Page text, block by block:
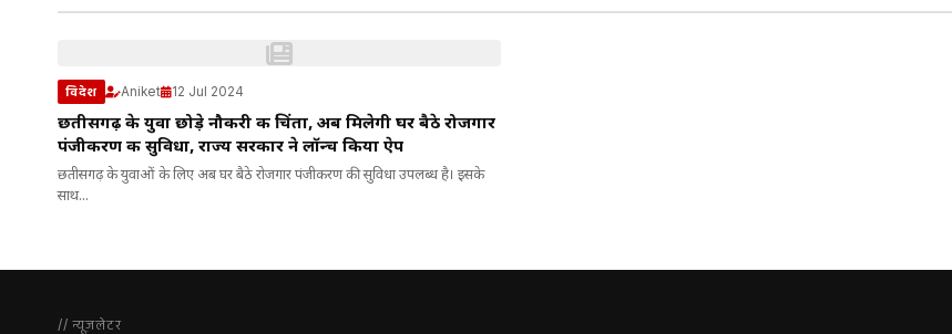
विदेश Aniket 12 Jul 2024
छतीसगढ़ के युवा छोड़े नौकरी की चिंता, अब मिलेगी घर बैठे रोजगार
पंजीकरण की सुविधा, राज्य सरकार ने लॉन्च किया ऐप
छतीसगढ़ के युवाओं के लिए अब घर बैठे रोजगार पंजीकरण की सुविधा उपलब्ध है। इसके
साथ...
// न्यूज़लेटर